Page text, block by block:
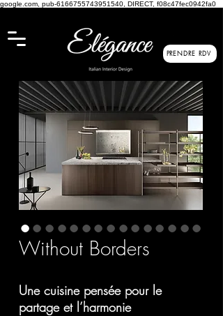
google.com, pub-6166755743951540, DIRECT, f08c47fec0942fa0
PRENDRE RDV
Without Borders
Une cuisine pensée pour le
partage et l’harmonie